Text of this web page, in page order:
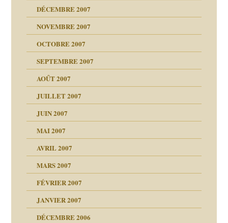
à lui
DÉCEMBRE 2007
printemps
NOVEMBRE 2007
OCTOBRE 2007
SEPTEMBRE 2007
AOÛT 2007
JUILLET 2007
JUIN 2007
MAI 2007
AVRIL 2007
MARS 2007
FÉVRIER 2007
JANVIER 2007
DÉCEMBRE 2006